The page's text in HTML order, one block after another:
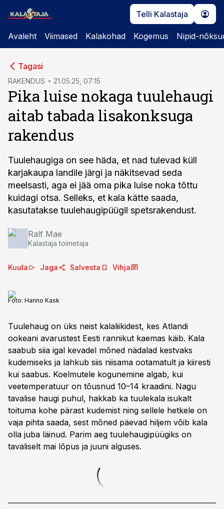
Telli Kalastaja
Avaleht Viimased Kalakohad Kogemus Nipid-
Tagasi
RAKENDUS 21.05.25, 07:15
Pika luise nokaga tuulehaugi
aitab tabada lisakonksuga
rakendus
Tuulehaugiga on see häda, et nad tulevad küll
karjakaupa landile järgi ja näkitsevad seda
meelsasti, aga ei jää oma pika luise noka tõttu
kuidagi otsa. Selleks, et kala kätte saada,
kasutatakse tuulehaugipüügil spetsrakendust.
Ralf Mae
Kalastaja toimetaja
Kuula Jaga Salvesta Vihja
Foto: Hanno Kask
Tuulehaug on üks neist kalaliikidest, kes Atlandi
ookeani avarustest Eesti rannikut kaemas käib. Kala
saabub siia igal kevadel mõned nädalad kestvaks
kudemiseks ja lahkub siis niisama ootamatult ja kiiresti
kui saabus. Koelmutele kogunemine algab, kui
veetemperatuur on tõusnud 10–14 kraadini. Nagu
tavalise haugi puhul, hakkab ka tuulekala isukalt
toituma kohe pärast kudemist ning sellele hetkele on
vaja pihta saada, sest mõned päevad hiljem võib kala
olla juba läinud. Parim aeg tuulehaugipüügiks on
tavaliselt mai lõpus ja juuni alguses.